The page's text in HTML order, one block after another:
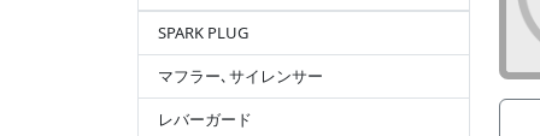
SPARK PLUG
マフラー､サイレンサー
レバーガード